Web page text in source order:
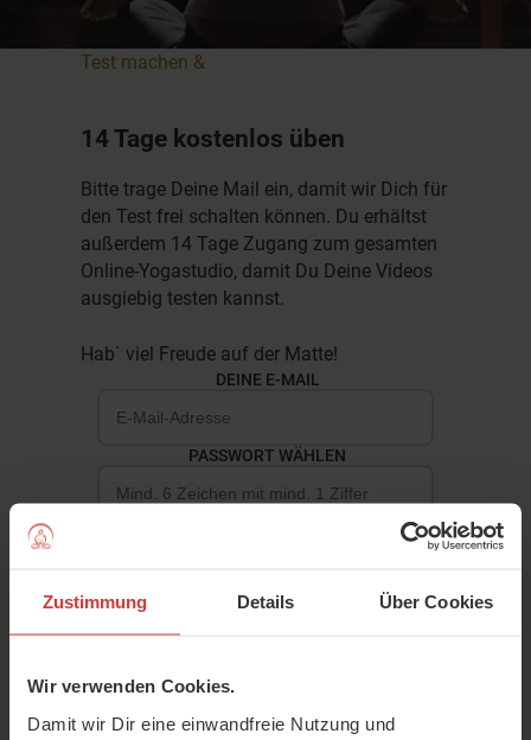
Zustimmung Details Über Cookies
Wir verwenden Cookies.
Damit wir Dir eine einwandfreie Nutzung und
Test machen &
14 Tage kostenlos üben
Bitte trage Deine Mail ein, damit wir Dich für
den Test frei schalten können. Du erhältst
außerdem 14 Tage Zugang zum gesamten
Online-Yogastudio, damit Du Deine Videos
ausgiebig testen kannst.
Hab` viel Freude auf der Matte!
DEINE E-MAIL
PASSWORT WÄHLEN
Geprüfte Sicherheit